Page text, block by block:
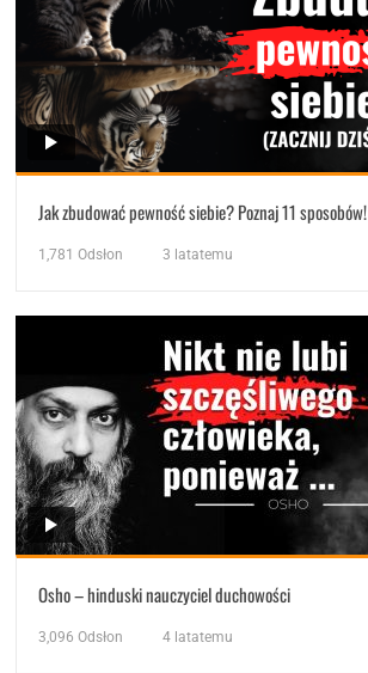
Jak zbudować pewność siebie? Poznaj 11 sposobów!
1,781 Odsłon 3 latatemu
Osho – hinduski nauczyciel duchowości
3,096 Odsłon 4 latatemu